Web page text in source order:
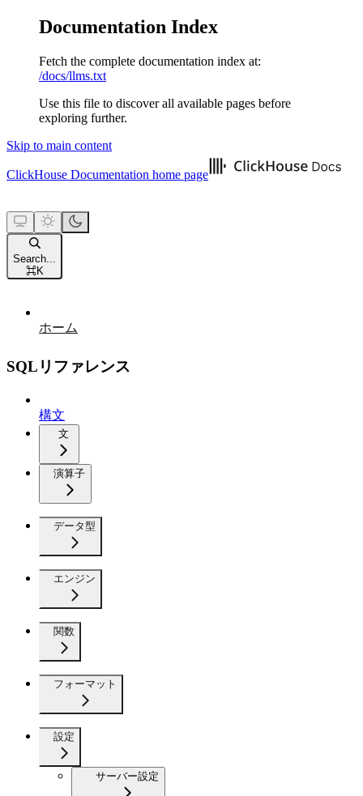
Documentation Index
Fetch the complete documentation index at:
/docs/llms.txt
Use this file to discover all available pages before
exploring further.
Skip to main content
ClickHouse Documentation home page
Search...
⌘K
ホーム
SQLリファレンス
構文
文
演算子
データ型
エンジン
関数
フォーマット
設定
サーバー設定